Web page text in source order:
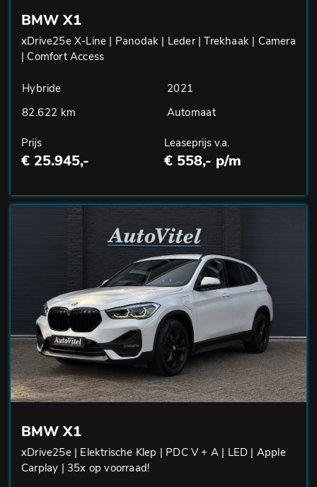
BMW X1
xDrive25e X-Line | Panodak | Leder | Trekhaak | Camera
| Comfort Access
Hybride
2021
82.622 km
Automaat
Prijs
€ 25.945,-
Leaseprijs v.a.
€ 558,- p/m
BMW X1
xDrive25e | Elektrische Klep | PDC V + A | LED | Apple
Carplay | 35x op voorraad!